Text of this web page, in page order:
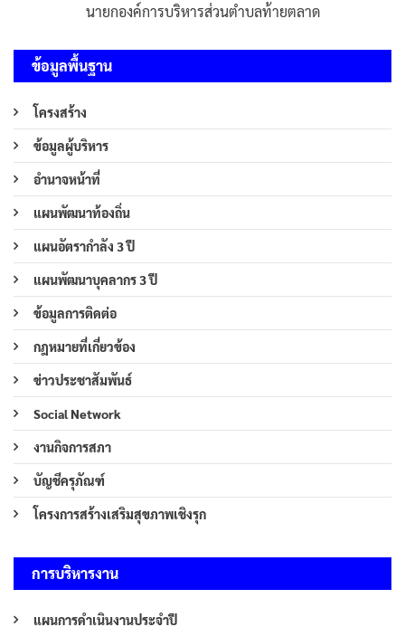
นายกองค์การบริหารส่วนตำบลท้ายตลาด
ข้อมูลพื้นฐาน
โครงสร้าง
ข้อมูลผู้บริหาร
อำนาจหน้าที่
แผนพัฒนาท้องถิ่น
แผนอัตรากำลัง 3 ปี
แผนพัฒนาบุคลากร 3 ปี
ข้อมูลการติดต่อ
กฎหมายที่เกี่ยวข้อง
ข่าวประชาสัมพันธ์
Social Network
งานกิจการสภา
บัญชีครุภัณฑ์
โครงการสร้างเสริมสุขภาพเชิงรุก
การบริหารงาน
แผนการดำเนินงานประจำปี